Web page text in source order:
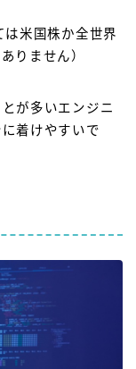
は米国株か全世界
りません）
が多いエンジニ
着けやすいで